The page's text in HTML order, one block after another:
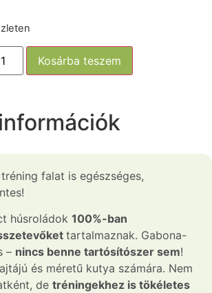
Kosárba teszem
falat is egészséges,
húsroládok 100%-ban
tartalmaznak. Gabona-
– nincs benne tartósítószer sem!
és méretű kutya számára. Nem
de tréningekhez is tökéletes